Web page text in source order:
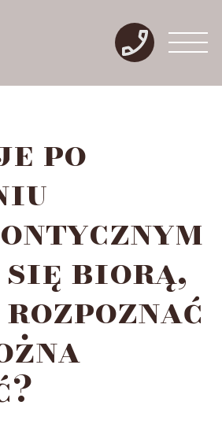
po
się biorą,